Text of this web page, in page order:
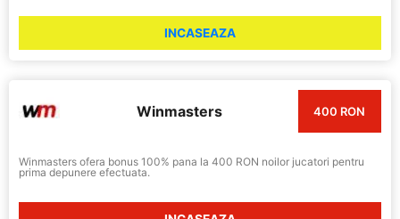
INCASEAZA
Winmasters 400 RON
Winmasters ofera bonus 100% pana la 400 RON noilor jucatori pentru
prima depunere efectuata.